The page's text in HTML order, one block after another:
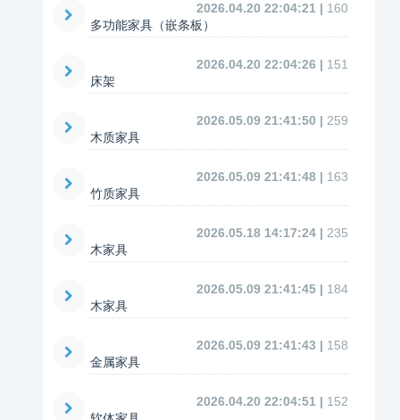
2026.04.20 22:04:21 | 160
多功能家具（嵌条板）
2026.04.20 22:04:26 | 151
床架
2026.05.09 21:41:50 | 259
木质家具
2026.05.09 21:41:48 | 163
竹质家具
2026.05.18 14:17:24 | 235
木家具
2026.05.09 21:41:45 | 184
木家具
2026.05.09 21:41:43 | 158
金属家具
2026.04.20 22:04:51 | 152